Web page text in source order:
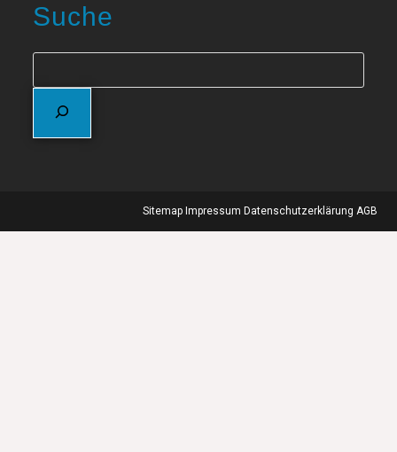
Suche
Sitemap Impressum Datenschutzerklärung AGB